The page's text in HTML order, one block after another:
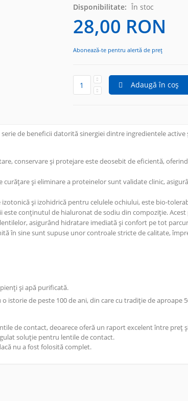
Disponibilitate: În stoc
28,00 RON
Abonează-te pentru alertă de preț
Adaugă în coș
de beneficii datorită sinergiei dintre ingredientele
conservare și protejare este deosebit de eficientă,
curățare și eliminare a proteinelor sunt validate clinic,
izotonică și izohidrică pentru celulele ochiului, este bio-
conținutul de hialuronat de sodiu din compoziție.
asigurând hidratare imediată și confort pe tot
în sine sunt supuse unor controale stricte de calitate,
și apă purificată.
de peste 100 de ani, din care cu tradiție de aproape
de contact, deoarece oferă un raport excelent între preț
soluție pentru lentile de contact.
nu a fost folosită complet.